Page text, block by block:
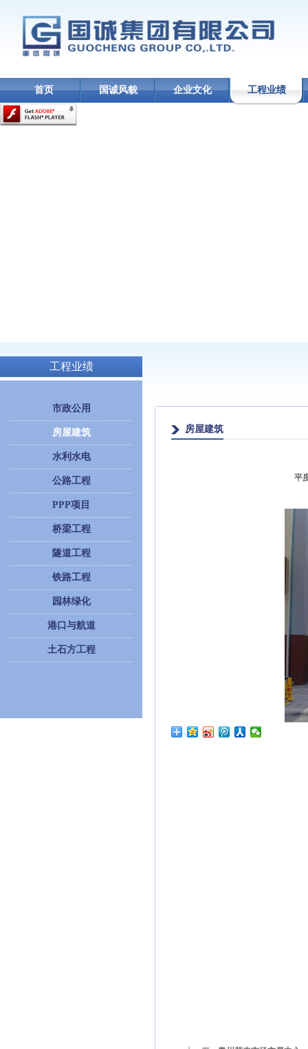
首页 国诚风貌 企业文化 工程业绩
工程业绩
市政公用
房屋建筑
水利水电
公路工程
PPP项目
桥梁工程
隧道工程
铁路工程
园林绿化
港口与航道
土石方工程
房屋建筑
平